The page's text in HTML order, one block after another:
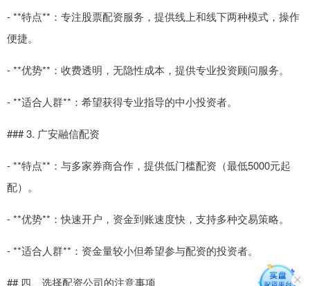
- **特点**：专注股票配资服务，提供线上和线下两种模式，操作
便捷。
- **优势**：收费透明，无隐性成本，提供专业投资顾问服务。
- **适合人群**：希望获得专业指导的中小投资者。
### 3. 广安融信配资
- **特点**：与多家券商合作，提供低门槛配资（最低5000元起
配）。
- **优势**：快速开户，资金到账速度快，支持多种交易策略。
- **适合人群**：资金量较小但希望参与配资的投资者。
## 四、选择配资公司的注意事项